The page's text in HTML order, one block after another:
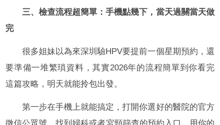
三、檢查流程超簡單：手機點幾下，當天過關當天做
完
很多姐妹以為來深圳驗HPV要提前一個星期預約，還
要準備一堆繁瑣資料，其實2026年的流程簡單到你看完
這篇攻略，明天就能拎包出發。
第一步在手機上就能搞定，打開你選好的醫院的官方